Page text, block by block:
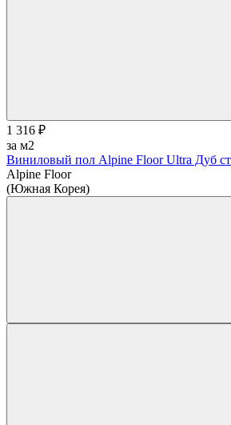
1 316 ₽
за м2
Виниловый пол Alpine Floor Ultra Дуб
Alpine Floor
(Южная Корея)